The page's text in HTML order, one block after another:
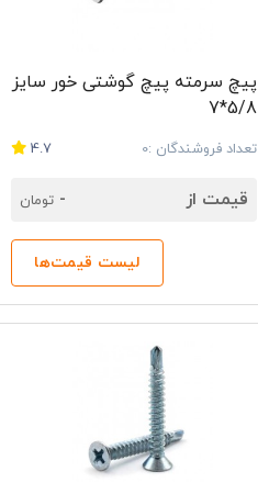
پیچ سرمته پیچ گوشتی خور سایز
5/8*7
تعداد فروشندگان :0 4.7
قیمت از - تومان
لیست قیمت‌ها